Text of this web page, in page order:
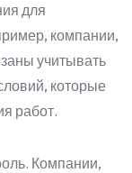
для
компании,
учитывать
которые
работ.
Компании,